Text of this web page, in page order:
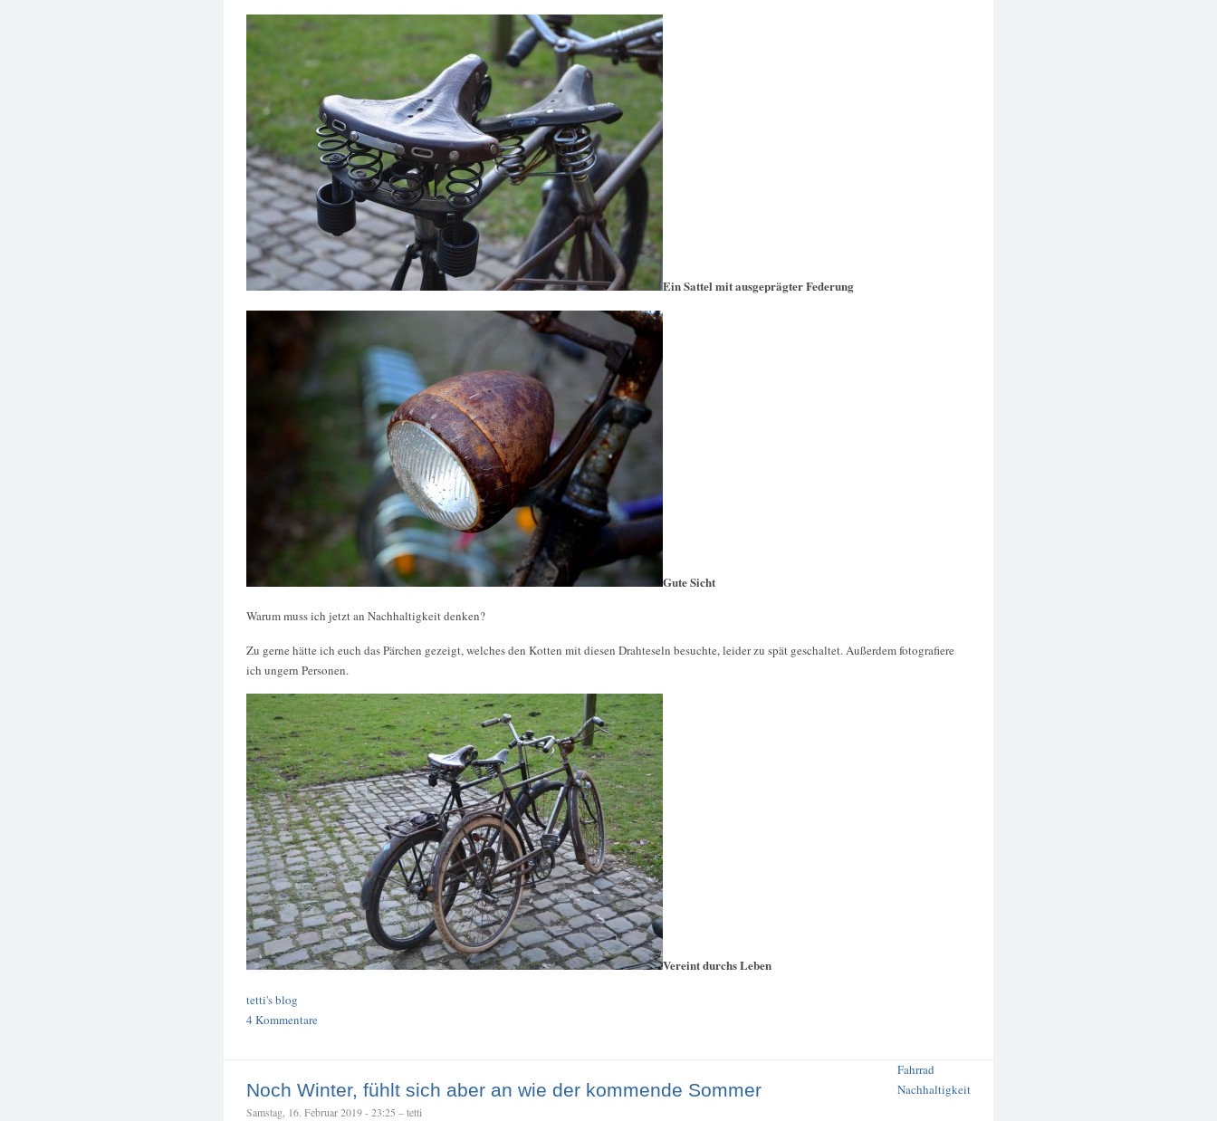
Ein Sattel mit ausgeprägter Federung
Gute Sicht
Warum muss ich jetzt an Nachhaltigkeit denken?
Zu gerne hätte ich euch das Pärchen gezeigt, welches den Kotten mit diesen Drahteseln besuchte, leider zu spät geschaltet. Außerdem fotografiere
ich ungern Personen.
Vereint durchs Leben
tetti's blog
4 Kommentare
Fahrrad
Nachhaltigkeit
Noch Winter, fühlt sich aber an wie der kommende Sommer
Samstag, 16. Februar 2019 - 23:25 – tetti